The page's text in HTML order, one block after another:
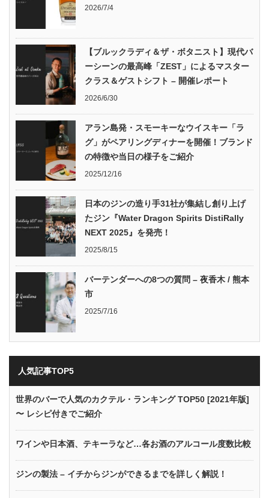
2026/7/4
【ブルックラディ＆ザ・ボタニスト】現代バ
ーシーンの最高峰「ZEST」によるマスター
クラス＆ゲストシフト – 開催レポート
2026/6/30
アラン島発・スモーキーなウイスキー「ラ
グ」がペアリングディナーを開催！ブランド
の特徴や当日の様子をご紹介
2025/12/16
日本のジンの造り手31社が集結し創り上げ
たジン『Water Dragon Spirits DistiRally
NEXT 2025』を発売！
2025/8/15
バーテンダーへの8つの質問 – 夜香木 / 熊本
市
2025/7/16
人気記事TOP5
世界のバーで人気のカクテル・ランキング TOP50 [2021年版]
〜 レシピ付きでご紹介
ワインや日本酒、テキーラなど…各お酒のアルコール度数比較
ジンの製法 – イチからジンができるまでを詳しく解説！